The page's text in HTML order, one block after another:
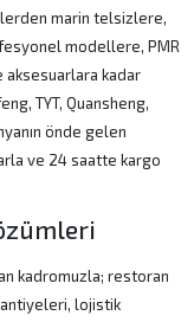
marin telsizlere,
modellere, PMR
kadar
TYT, Quansheng,
önde gelen
ve 24 saatte kargo
kadromuzla; restoran
lojistik